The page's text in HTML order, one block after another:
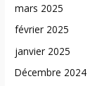
mars 2025
février 2025
janvier 2025
Décembre 2024